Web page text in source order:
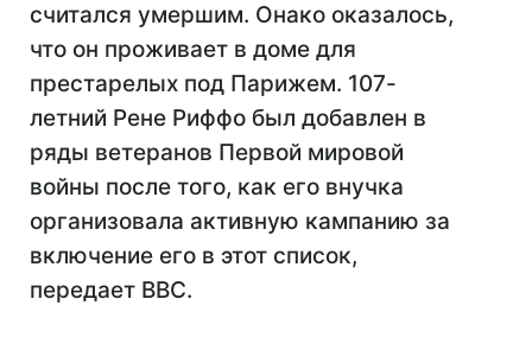
считался умершим. Онако оказалось,
что он проживает в доме для
престарелых под Парижем. 107-
летний Рене Риффо был добавлен в
ряды ветеранов Первой мировой
войны после того, как его внучка
организовала активную кампанию за
включение его в этот список,
передает BBC.